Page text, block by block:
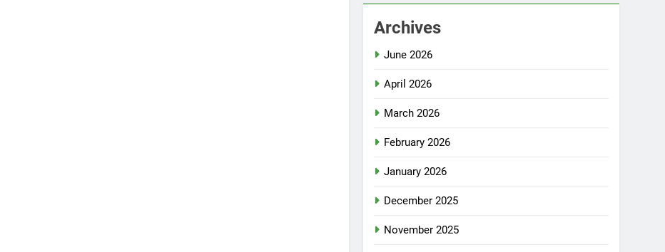
Archives
June 2026
April 2026
March 2026
February 2026
January 2026
December 2025
November 2025